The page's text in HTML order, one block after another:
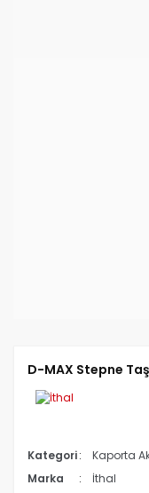
D-MAX Stepne
Kategori
Kaporta
Marka
İthal